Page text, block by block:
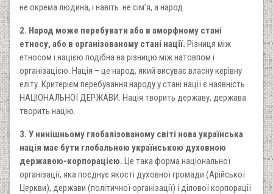
не окрема людина, і навіть не сім’я, а народ.
2. Народ може перебувати або в аморфному стані
етносу, або в організованому стані нації. Різниця між
етносом і нацією подібна на різницю між натовпом і
організацією. Нація – це народ, який висуває власну керівну
еліту. Критерієм перебування народу у стані нації є наявність
НАЦІОНАЛЬНОЇ ДЕРЖАВИ. Нація творить державу, держава
творить націю.
3. У нинішньому глобалізованому світі нова українська
нація має бути глобальною українською духовною
державою-корпорацією. Це така форма національної
організації, яка поєднує якості духовної громади (Арійської
Церкви), держави (політичної організації) і ділової корпорації